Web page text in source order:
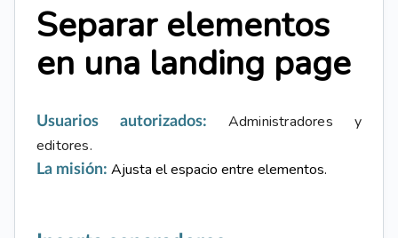
Separar elementos
en una landing page
Usuarios autorizados: Administradores y
editores.
La misión: Ajusta el espacio entre elementos.